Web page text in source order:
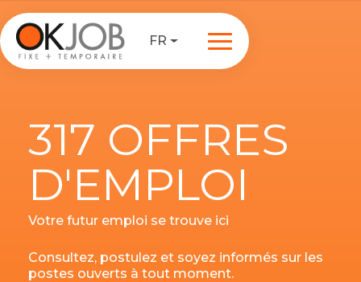
FR
317 OFFRES
D'EMPLOI
Votre futur emploi se trouve ici
Consultez, postulez et soyez informés sur les
postes ouverts à tout moment.